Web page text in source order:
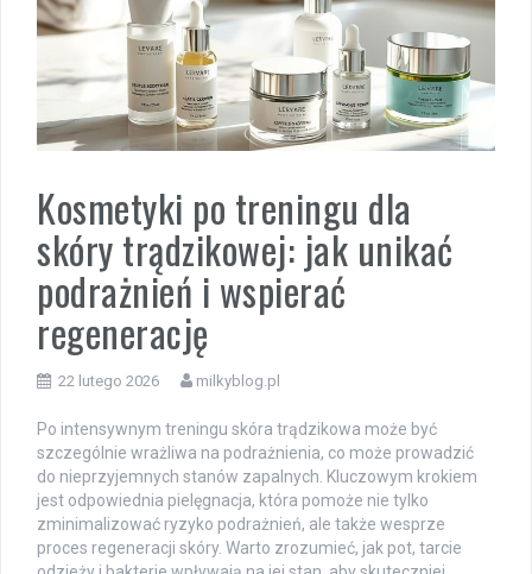
Kosmetyki po treningu dla
skóry trądzikowej: jak unikać
podrażnień i wspierać
regenerację
22 lutego 2026 milkyblog.pl
Po intensywnym treningu skóra trądzikowa może być
szczególnie wrażliwa na podrażnienia, co może prowadzić
do nieprzyjemnych stanów zapalnych. Kluczowym krokiem
jest odpowiednia pielęgnacja, która pomoże nie tylko
zminimalizować ryzyko podrażnień, ale także wesprze
proces regeneracji skóry. Warto zrozumieć, jak pot, tarcie